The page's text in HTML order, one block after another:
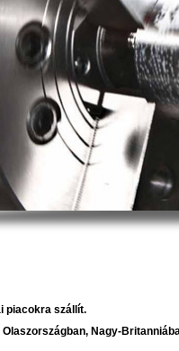
piacokra szállít.
Nagy-